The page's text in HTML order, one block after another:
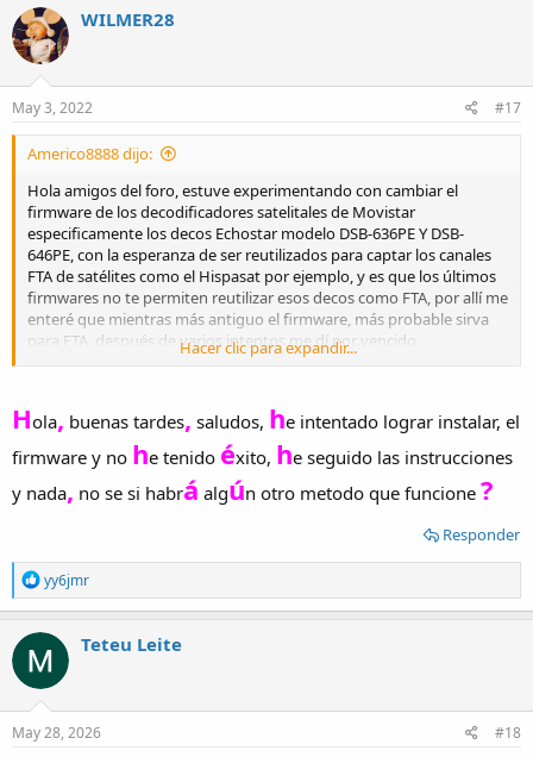
WILMER28
May 3, 2022 #17
Americo8888 dijo:
Hola amigos del foro, estuve experimentando con cambiar el
firmware de los decodificadores satelitales de Movistar
especificamente los decos Echostar modelo DSB-636PE Y DSB-
646PE, con la esperanza de ser reutilizados para captar los canales
FTA de satélites como el Hispasat por ejemplo, y es que los últimos
firmwares no te permiten reutilizar esos decos como FTA, por allí me
enteré que mientras más antiguo el firmware, más probable sirva
para FTA, después de varios intentos me dí por vencido,
conversando con un técnico Venezolano me dijo que sí hay un
Para cambiar el firmware utilizo el programa EchoLoader.exe
(versión 3.0) y una interface USB UART como el de la foto.
Subo los firmwares que tengo para que experimenten
Saludos
Ver el archivo adjunto 189603
Ver el archivo adjunto
Ver el archivo adjunto 189607
Hacer clic para expandir...
Hola, buenas tardes, saludos, he intentado lograr instalar, el
firmware y no he tenido éxito, he seguido las instrucciones
y nada, no se si habrá algún otro metodo que funcione ?
Responder
R
e
a
c
t
i
o
n
s
yy6jmr
Teteu Leite
May 28, 2026 #18